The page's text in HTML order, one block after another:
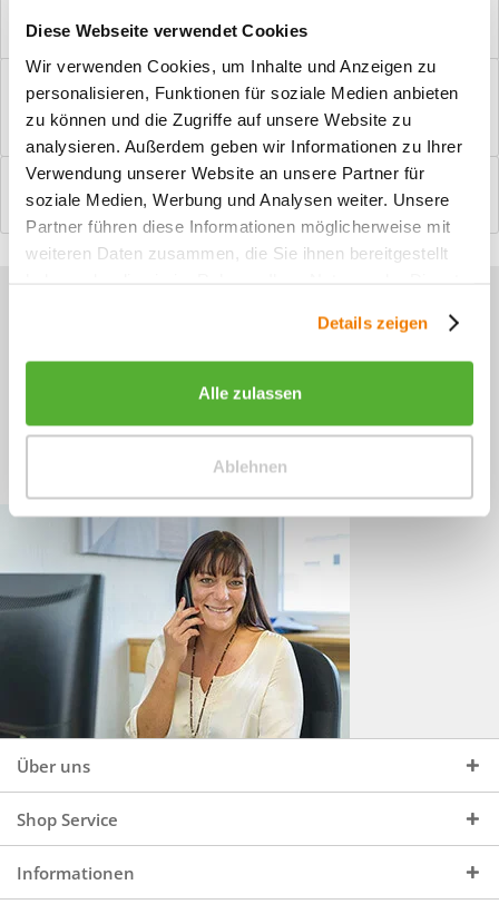
Diese Webseite verwendet Cookies
Wir verwenden Cookies, um Inhalte und Anzeigen zu
personalisieren, Funktionen für soziale Medien anbieten
zu können und die Zugriffe auf unsere Website zu
analysieren. Außerdem geben wir Informationen zu Ihrer
Verwendung unserer Website an unsere Partner für
soziale Medien, Werbung und Analysen weiter. Unsere
Partner führen diese Informationen möglicherweise mit
weiteren Daten zusammen, die Sie ihnen bereitgestellt
Details zeigen
Alle zulassen
Ablehnen
Windfangelemente online am Bildschirm konfigurieren und
einbaufertig bestellen. In wenigen...
Bewertungen
0
Bewertungen lesen, schreiben und diskutieren...mehr
Sie haben Fragen zu unseren
+49 (0)4244 965 34 04
Mo - Do, 09:00 - 16:00 Uhr
und Fr, 09:00 - 13:00 Uhr
Über uns
Shop Service
Informationen